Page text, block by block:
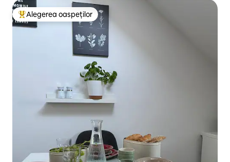
Locuință din topul categoriei Alegerea oaspeților
Alegerea oaspeților